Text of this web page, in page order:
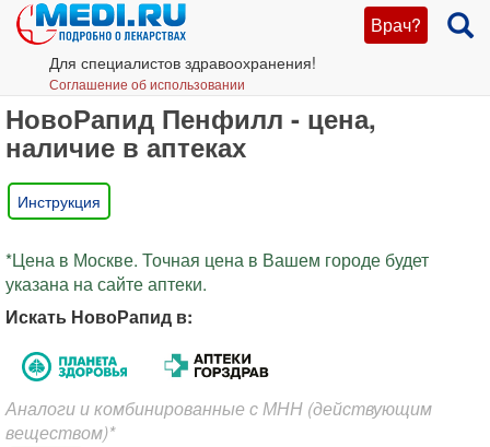
Врач?
Для специалистов здравоохранения!
Соглашение об использовании
НовоРапид Пенфилл - цена,
наличие в аптеках
Инструкция
*Цена в Москве. Точная цена в Вашем городе будет
указана на сайте аптеки.
Искать НовоРапид в:
Аналоги и комбинированные с МНН (действующим
веществом)*